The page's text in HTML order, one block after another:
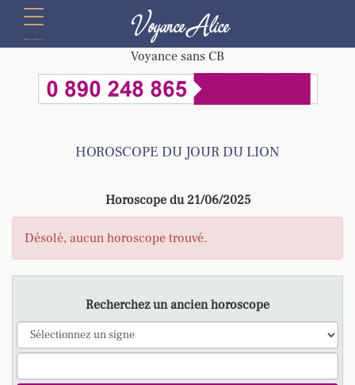
Voyance Alice
Voyance sans CB
HOROSCOPE DU JOUR DU LION
Horoscope du 21/06/2025
Désolé, aucun horoscope trouvé.
Recherchez un ancien horoscope
menu